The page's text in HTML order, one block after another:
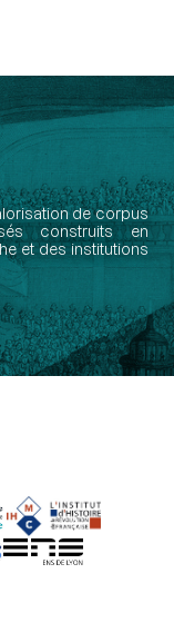
de corpus
construits en
et des institutions